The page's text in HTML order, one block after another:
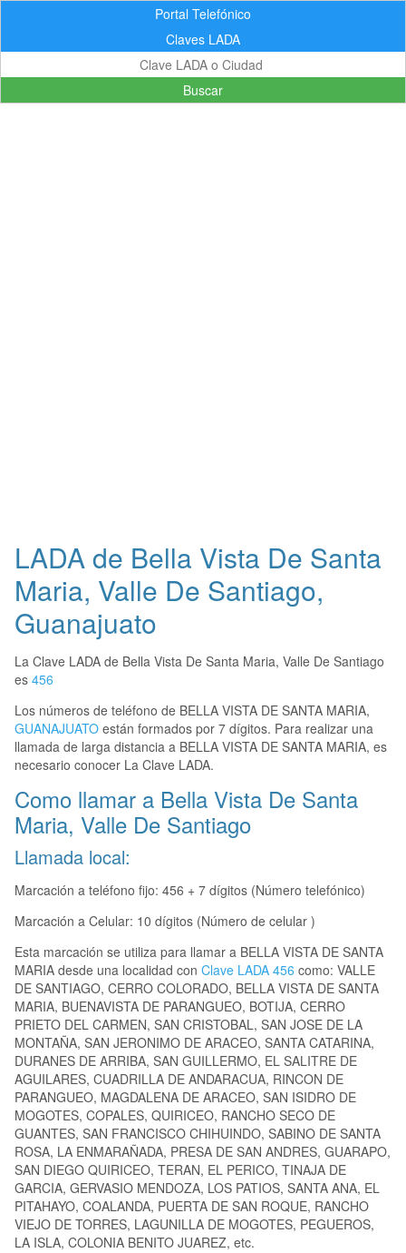
Portal Telefónico
Claves LADA
Buscar
LADA de Bella Vista De Santa
Maria, Valle De Santiago,
Guanajuato
La Clave LADA de Bella Vista De Santa Maria, Valle De Santiago
es 456
Los números de teléfono de BELLA VISTA DE SANTA MARIA,
GUANAJUATO están formados por 7 dígitos. Para realizar una
llamada de larga distancia a BELLA VISTA DE SANTA MARIA, es
necesario conocer La Clave LADA.
Como llamar a Bella Vista De Santa
Maria, Valle De Santiago
Llamada local:
Marcación a teléfono fijo: 456 + 7 dígitos (Número telefónico)
Marcación a Celular: 10 dígitos (Número de celular )
Esta marcación se utiliza para llamar a BELLA VISTA DE SANTA
MARIA desde una localidad con Clave LADA 456 como: VALLE
DE SANTIAGO, CERRO COLORADO, BELLA VISTA DE SANTA
MARIA, BUENAVISTA DE PARANGUEO, BOTIJA, CERRO
PRIETO DEL CARMEN, SAN CRISTOBAL, SAN JOSE DE LA
MONTAÑA, SAN JERONIMO DE ARACEO, SANTA CATARINA,
DURANES DE ARRIBA, SAN GUILLERMO, EL SALITRE DE
AGUILARES, CUADRILLA DE ANDARACUA, RINCON DE
PARANGUEO, MAGDALENA DE ARACEO, SAN ISIDRO DE
MOGOTES, COPALES, QUIRICEO, RANCHO SECO DE
GUANTES, SAN FRANCISCO CHIHUINDO, SABINO DE SANTA
ROSA, LA ENMARAÑADA, PRESA DE SAN ANDRES, GUARAPO,
SAN DIEGO QUIRICEO, TERAN, EL PERICO, TINAJA DE
GARCIA, GERVASIO MENDOZA, LOS PATIOS, SANTA ANA, EL
PITAHAYO, COALANDA, PUERTA DE SAN ROQUE, RANCHO
VIEJO DE TORRES, LAGUNILLA DE MOGOTES, PEGUEROS,
LA ISLA, COLONIA BENITO JUAREZ, etc.